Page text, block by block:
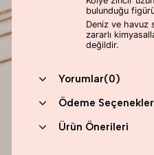
bulunduğu
Deniz ve havuz
zararlı
değildir.
Yorumlar(0)
Ödeme
Ürün Önerileri